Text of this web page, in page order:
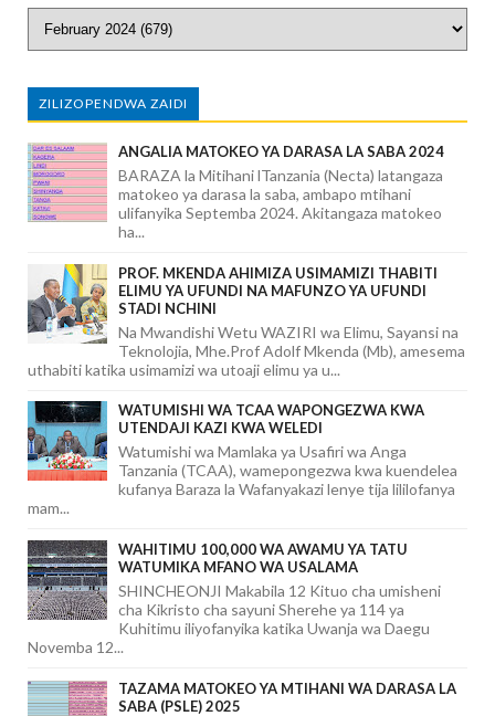
ZILIZOPENDWA ZAIDI
ANGALIA MATOKEO YA DARASA LA SABA 2024
BARAZA la Mitihani lTanzania (Necta) latangaza
matokeo ya darasa la saba, ambapo mtihani
ulifanyika Septemba 2024. Akitangaza matokeo
ha...
PROF. MKENDA AHIMIZA USIMAMIZI THABITI
ELIMU YA UFUNDI NA MAFUNZO YA UFUNDI
STADI NCHINI
Na Mwandishi Wetu WAZIRI wa Elimu, Sayansi na
Teknolojia, Mhe.Prof Adolf Mkenda (Mb), amesema
uthabiti katika usimamizi wa utoaji elimu ya u...
WATUMISHI WA TCAA WAPONGEZWA KWA
UTENDAJI KAZI KWA WELEDI
Watumishi wa Mamlaka ya Usafiri wa Anga
Tanzania (TCAA), wamepongezwa kwa kuendelea
kufanya Baraza la Wafanyakazi lenye tija lililofanya
mam...
WAHITIMU 100,000 WA AWAMU YA TATU
WATUMIKA MFANO WA USALAMA
SHINCHEONJI Makabila 12 Kituo cha umisheni
cha Kikristo cha sayuni Sherehe ya 114 ya
Kuhitimu iliyofanyika katika Uwanja wa Daegu
Novemba 12...
TAZAMA MATOKEO YA MTIHANI WA DARASA LA
SABA (PSLE) 2025